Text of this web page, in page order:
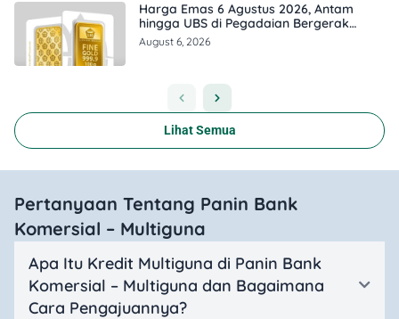
Harga Emas 6 Agustus 2026, Antam
hingga UBS di Pegadaian Bergerak
Berapa?
August 6, 2026
Lihat Semua
Pertanyaan Tentang Panin Bank
Komersial – Multiguna
Apa Itu Kredit Multiguna di Panin Bank
Komersial – Multiguna dan Bagaimana
Cara Pengajuannya?